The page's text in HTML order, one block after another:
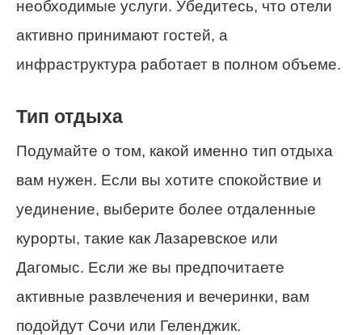
необходимые услуги. Убедитесь, что отели
активно принимают гостей, а
инфраструктура работает в полном объеме.
Тип отдыха
Подумайте о том, какой именно тип отдыха
вам нужен. Если вы хотите спокойствие и
уединение, выберите более отдаленные
курорты, такие как Лазаревское или
Дагомыс. Если же вы предпочитаете
активные развлечения и вечеринки, вам
подойдут Сочи или Геленджик.